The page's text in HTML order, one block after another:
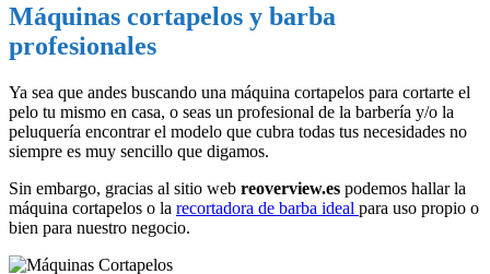
Máquinas cortapelos y barba
profesionales
Ya sea que andes buscando una máquina cortapelos para cortarte el
pelo tu mismo en casa, o seas un profesional de la barbería y/o la
peluquería encontrar el modelo que cubra todas tus necesidades no
siempre es muy sencillo que digamos.
Sin embargo, gracias al sitio web reoverview.es podemos hallar la
máquina cortapelos o la recortadora de barba ideal para uso propio o
bien para nuestro negocio.